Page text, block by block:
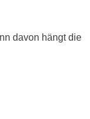
davon hängt die